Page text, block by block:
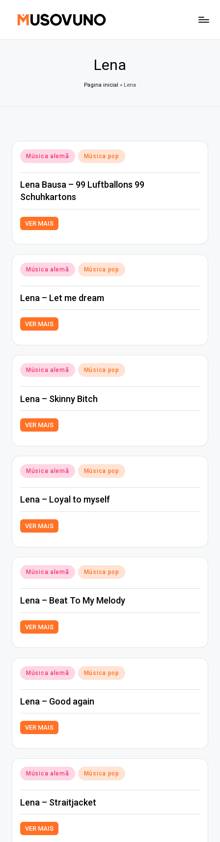
Lena
Pagina inicial » Lena
Posted
in
Música alemã Música pop
Lena Bausa – 99 Luftballons 99
Schuhkartons
VER MAIS
Posted
in
Música alemã Música pop
Lena – Let me dream
VER MAIS
Posted
in
Música alemã Música pop
Lena – Skinny Bitch
VER MAIS
Posted
in
Música alemã Música pop
Lena – Loyal to myself
VER MAIS
Posted
in
Música alemã Música pop
Lena – Beat To My Melody
VER MAIS
Posted
in
Música alemã Música pop
Lena – Good again
VER MAIS
Posted
in
Música alemã Música pop
Lena – Straitjacket
VER MAIS